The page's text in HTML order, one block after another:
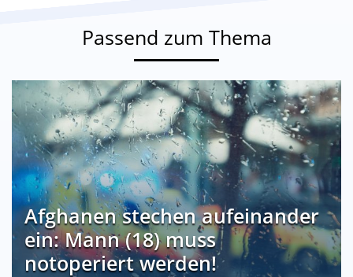
Passend zum Thema
Afghanen stechen aufeinander
ein: Mann (18) muss
notoperiert werden!